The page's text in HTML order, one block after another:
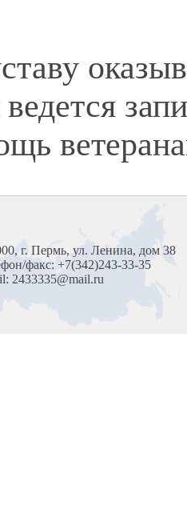
г. Пермь, ул. Ленина, дом 38
факс: +7(342)243-33-35
2433335@mail.ru